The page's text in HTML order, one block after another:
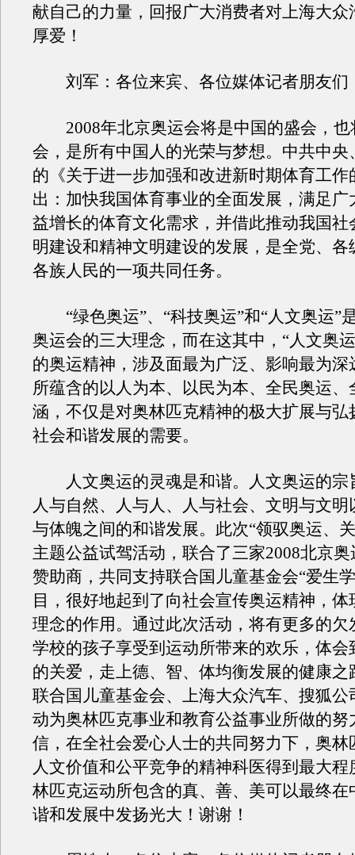
献自己的力量，回报广大消费者对上海大众
厚爱！
刘军：各位来宾、各位媒体记者朋友们
2008年北京奥运会将是中国的盛会，也
会，是所有中国人的光荣与梦想。中共中央
的《关于进一步加强和改进新时期体育工作
出：加快我国体育事业的全面发展，满足广
益增长的体育文化需求，并借此推动我国社
明建设和精神文明建设的发展，是全党、各
各族人民的一项共同任务。
“绿色奥运”、“科技奥运”和“人文奥运”
奥运会的三大理念，而在这其中，“人文奥
的奥运精神，涉及面最为广泛、影响最为深
所蕴含的以人为本、以民为本、全民奥运、
涵，不仅是对奥林匹克精神的极大扩展与弘
社会和谐发展的需要。
人文奥运的灵魂是和谐。人文奥运的宗
人与自然、人与人、人与社会、文明与文明
与体魄之间的和谐发展。此次“领驭奥运、
主题公益试驾活动，联合了三家2008北京
赞助商，共同支持联合国儿童基金会“爱生
目，很好地起到了向社会宣传奥运精神，体
理念的作用。通过此次活动，将有更多的欠
学校的孩子享受到运动所带来的欢乐，体会
的关爱，走上德、智、体均衡发展的健康之
联合国儿童基金会、上海大众汽车、搜狐公
动为奥林匹克事业和教育公益事业所做的努
信，在全社会爱心人士的共同努力下，奥林
人文价值和公平竞争的精神科医得到最大程
林匹克运动所包含的真、善、美可以最终在
谐和发展中发扬光大！谢谢！